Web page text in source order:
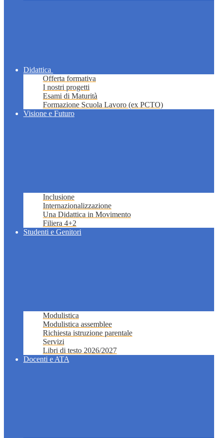
Didattica
Offerta formativa
I nostri progetti
Esami di Maturità
Formazione Scuola Lavoro (ex PCTO)
Visione e Futuro
Inclusione
Internazionalizzazione
Una Didattica in Movimento
Filiera 4+2
Studenti e Genitori
Modulistica
Modulistica assemblee
Richiesta istruzione parentale
Servizi
Libri di testo 2026/2027
Docenti e ATA